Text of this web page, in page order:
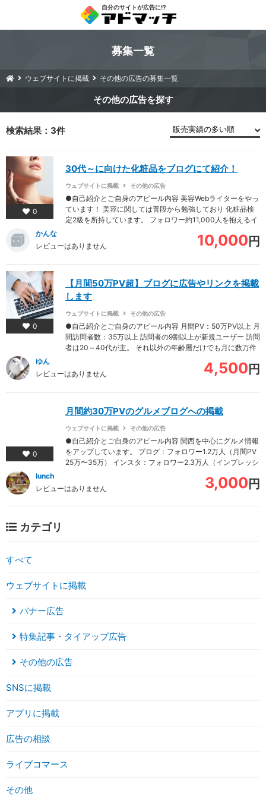
自分のサイトが広告に!?
募集一覧
ウェブサイトに掲載 その他の広告の募集一覧
その他の広告
検索結果：3件
0
30代～に向けた化粧品をブログにて紹介！
ウェブサイトに掲載 その他の広告
●自己紹介とご自身のアピール内容 美容Webライターをやっ
ています！ 美容に関しては普段から勉強しており 化粧品検
定2級を所持しています。 フォロワー約11,000人を抱えるイ
かんな
レビューはありません
10,000 円
0
【月間50万PV超】ブログに広告やリンクを掲載
します
ウェブサイトに掲載 その他の広告
●自己紹介とご自身のアピール内容 月間PV：50万PV以上 月
間訪問者数：35万以上 訪問者の9割以上が新規ユーザー 訪問
者は20～40代が主。 それ以外の年齢層だけでも月に数万件
ゆん
レビューはありません
4,500 円
0
月間約30万PVのグルメブログへの掲載
ウェブサイトに掲載 その他の広告
●自己紹介とご自身のアピール内容 関西を中心にグルメ情報
をアップしています。 ブログ：フォロワー1.2万人（月間PV
25万〜35万） インスタ：フォロワー2.3万人（インプレッシ
lunch
レビューはありません
3,000 円
カテゴリ
すべて
ウェブサイトに掲載
バナー広告
特集記事・タイアップ広告
その他の広告
SNSに掲載
アプリに掲載
広告の相談
ライブコマース
その他